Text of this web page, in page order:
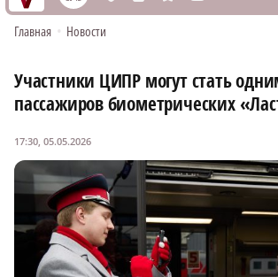
Главная • Новости
Участники ЦИПР могут стать
пассажиров биометрических
17:30, 05.05.2026